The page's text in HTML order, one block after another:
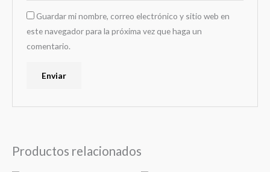
Guardar mi nombre, correo electrónico y sitio web en
este navegador para la próxima vez que haga un
comentario.
Productos relacionados